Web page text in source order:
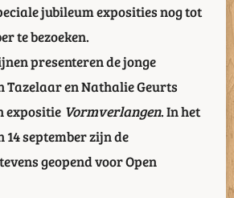
jubileum exposities nog tot
te bezoeken.
presenteren de jonge
Tazelaar en Nathalie Geurts
expositie Vormverlangen. In het
14 september zijn de
geopend voor Open